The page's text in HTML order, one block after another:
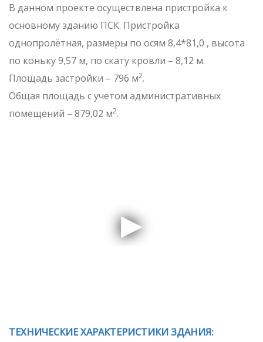
В данном проекте осуществлена пристройка к
основному зданию ПСК. Пристройка
однопролётная, размеры по осям 8,4*81,0 , высота
по коньку 9,57 м, по скату кровли – 8,12 м.
Площадь застройки – 796 м2.
Общая площадь с учетом административных
помещений – 879,02 м2.
ТЕХНИЧЕСКИЕ ХАРАКТЕРИСТИКИ ЗДАНИЯ: